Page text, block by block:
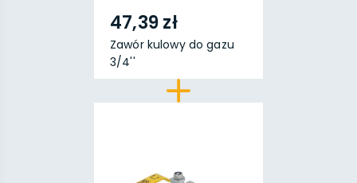
47,39 zł
Zawór kulowy do gazu
3/4''